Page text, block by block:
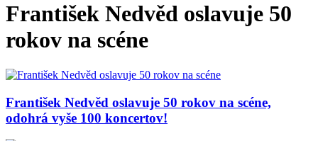
František Nedvěd oslavuje 50
rokov na scéne
František Nedvěd oslavuje 50 rokov na scéne,
odohrá vyše 100 koncertov!